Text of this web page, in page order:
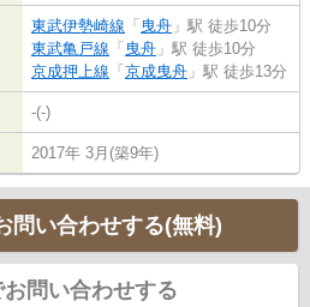
東武伊勢崎線 「 曳舟 」駅 徒歩10分
東武亀戸線 「 曳舟 」駅 徒歩10分
京成押上線 「 京成曳舟 」駅 徒歩13分
-(-)
2017年 3月(築9年)
問い合わせする(無料)
お問い合わせする